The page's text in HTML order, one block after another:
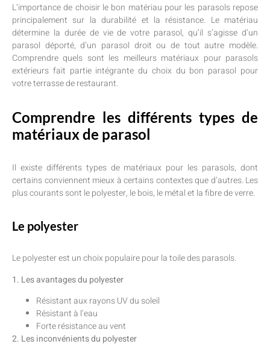
L’importance de choisir le bon matériau pour les parasols repose
principalement sur la durabilité et la résistance. Le matériau
détermine la durée de vie de votre parasol, qu’il s’agisse d’un
parasol déporté, d’un parasol droit ou de tout autre modèle.
Comprendre quels sont les meilleurs matériaux pour parasols
extérieurs fait partie intégrante du choix du bon parasol pour
votre terrasse de restaurant.
Comprendre les différents types de
matériaux de parasol
Il existe différents types de matériaux pour les parasols, dont
certains conviennent mieux à certains contextes que d’autres. Les
plus courants sont le polyester, le bois, le métal et la fibre de verre.
Le polyester
Le polyester est un choix populaire pour la toile des parasols.
1. Les avantages du polyester
Résistant aux rayons UV du soleil
Résistant à l’eau
Forte résistance au vent
2. Les inconvénients du polyester